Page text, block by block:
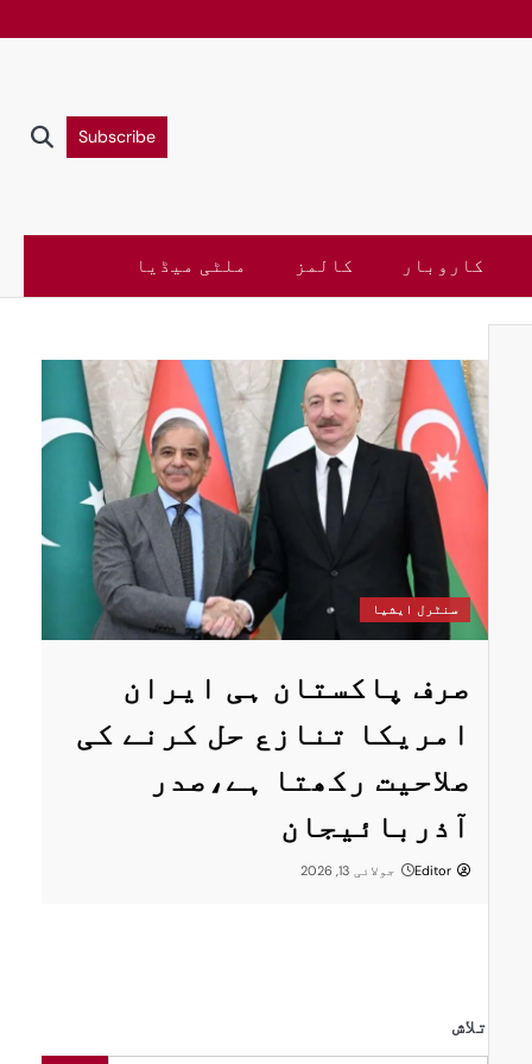
Subscribe
کاروبار کالمز ملٹی میڈیا
سنٹرل ایشیا
صرف پاکستان ہی ایران
امریکا تنازع حل کرنے کی
صلاحیت رکھتا ہے،صدر
آذربائیجان
Editor جولائی 13, 2026
تلاش